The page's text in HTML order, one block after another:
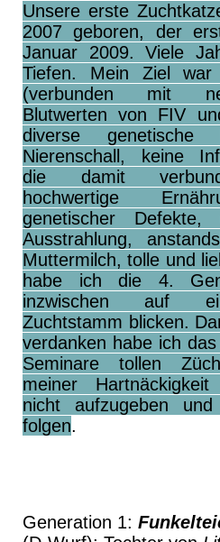
Unsere erste
2007 geboren, der
Januar 2009. Viele
Tiefen. Mein Ziel war
(verbunden mit
Blutwerten von FIV
diverse genetische
Nierenschall, keine
die damit
hochwertige
genetischer
Ausstrahlung,
Muttermilch, tolle und
habe ich die 4.
inzwischen auf
Zuchtstamm blicken.
verdanken habe ich
Seminare tollen
meiner
nicht aufzugeben
folgen.
Generation 1: